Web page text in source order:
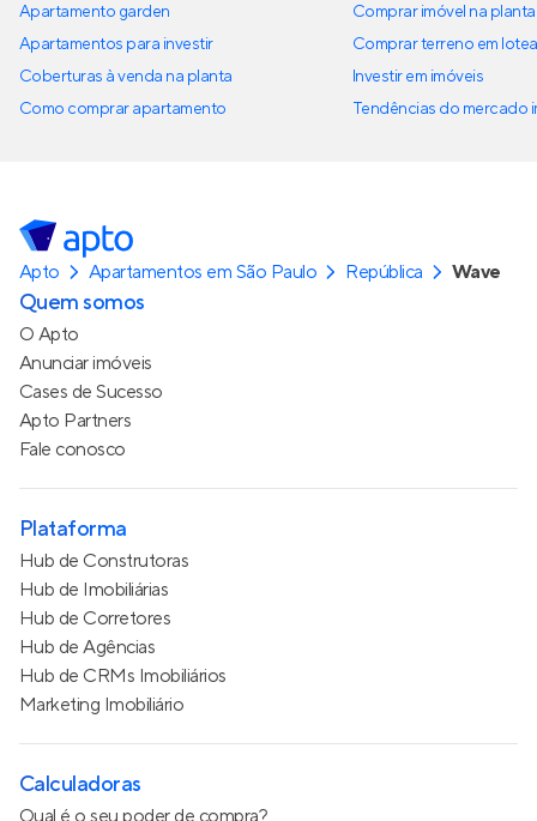
Apartamento garden
Apartamentos para investir
Coberturas à venda na planta
Como comprar apartamento
Comprar imóvel na planta
Comprar terreno em
Investir em imóveis
Tendências do mercado
Apto Apartamentos em São Paulo República Wave
Quem somos
O Apto
Anunciar imóveis
Cases de Sucesso
Apto Partners
Fale conosco
Plataforma
Hub de Construtoras
Hub de Imobiliárias
Hub de Corretores
Hub de Agências
Hub de CRMs Imobiliários
Marketing Imobiliário
Calculadoras
Qual é o seu poder de compra?